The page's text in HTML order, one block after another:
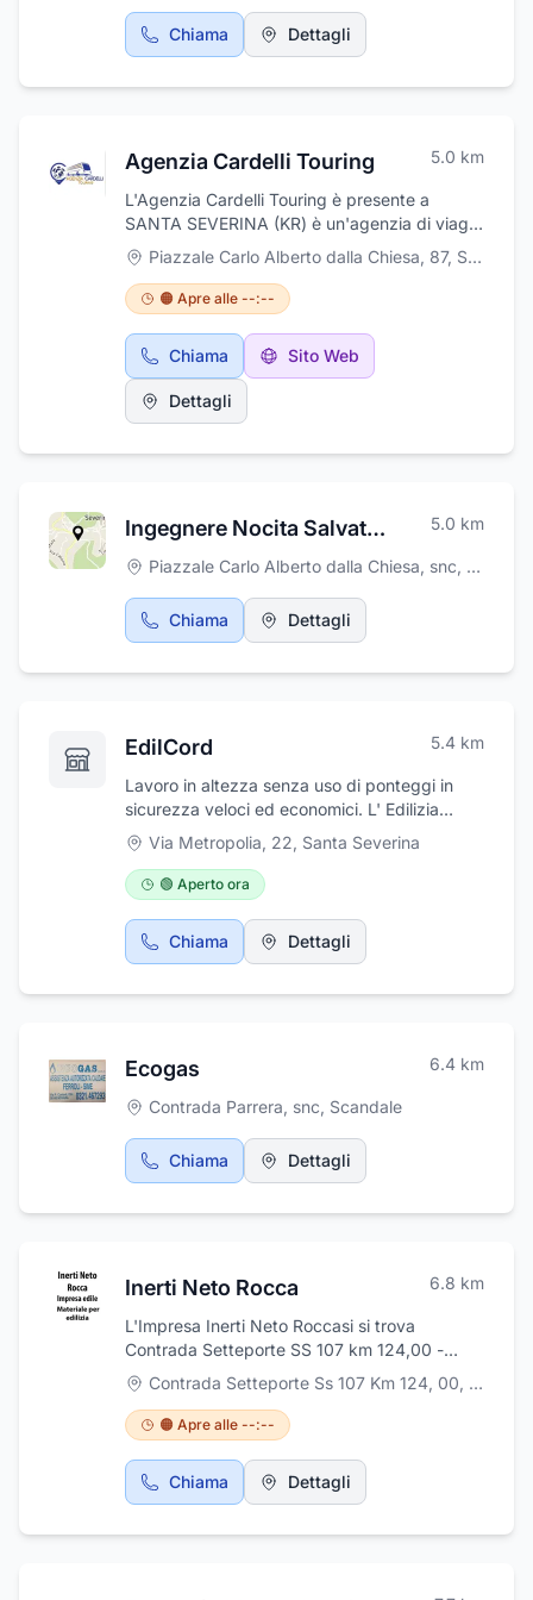
Chiama Dettagli
Agenzia Cardelli Touring 5.0 km
L'Agenzia Cardelli Touring è presente a
SANTA SEVERINA (KR) è un'agenzia di viaggi
si occupa di Tour organizzati, viaggi di nozze,
crociere, trasporto-navetta-biglietteria e
noleggio bici elettriche e pullman,
pellegrinaggio. L'Agenzia Cardelli Touring
dispone di uno staff disponibile per trovare la
soluzione più adatta per una vacanza da
sogno.
Piazzale Carlo Alberto dalla Chiesa, 87, Santa Severina
🟠 Apre alle --:--
Chiama Sito Web
Dettagli
Ingegnere Nocita Salvatore 5.0 km
Piazzale Carlo Alberto dalla Chiesa, snc, Santa
Chiama Dettagli
EdilCord 5.4 km
Lavoro in altezza senza uso di ponteggi in
sicurezza veloci ed economici. L' Edilizia
Acrobatica con le corde è un lavoro sicuro
che ti farà risparmiare.
Via Metropolia, 22, Santa Severina
🟢 Aperto ora
Chiama Dettagli
Ecogas 6.4 km
Contrada Parrera, snc, Scandale
Chiama Dettagli
Inerti Neto Rocca 6.8 km
L'Impresa Inerti Neto Roccasi si trova
Contrada Setteporte SS 107 km 124,00 -
88821 Rocca di Neto (KR) , si occupa di
edilizia: costruzioni residenziali, costruzioni
industriali, infrastrutture, ristrutturazione e
restauro, piccoli scavi, fognature. Le
commesse sono state individuate in più punti:
iniziative immobiliari dirette, appalti conto
Roccasi inoltre, si occupa di vendita di
Contrada Setteporte Ss 107 Km 124, 00, Rocca
🟠 Apre alle --:--
Chiama Dettagli